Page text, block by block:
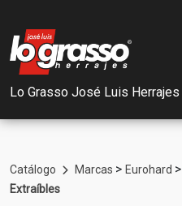
Lo Grasso José Luis Herrajes
Catálogo Marcas > Eurohard >
Extraíbles